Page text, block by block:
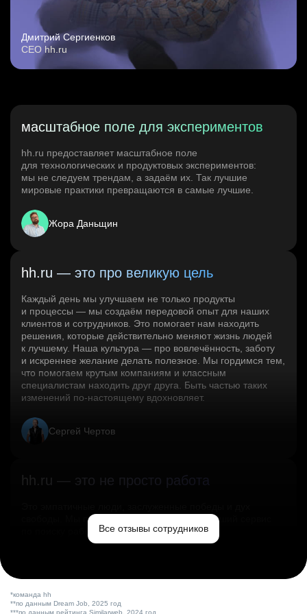
Дмитрий Сергиенков
CEO hh.ru
масштабное поле для экспериментов
hh.ru предоставляет масштабное поле
для технологических и продуктовых экспериментов:
мы не следуем трендам, а задаём их. Так лучшие
мировые практики превращаются в самые лучшие.
Жора Даньщин
hh.ru — это про великую цель
Каждый день мы улучшаем не только продукты
и процессы — мы создаём передовой опыт для наших
клиентов и сотрудников. Это помогает нам находить
решения, которые действительно меняют жизнь людей
к лучшему. Наша культура — про вовлечённость, заботу
и искреннее желание делать полезное. Мы гордимся тем,
что помогаем крутым компаниям и классным
специалистам находить друг друга. Быть частью таких
изменений по‑настоящему вдохновляет.
Сергей Чертов
hh.ru — это не просто работа
свободы. Мы помогаем миру и создаём лучший сервис
по поиску работы в стране.Все отзывы сотрудников
*команда hh
**по данным Dream Job, 2025 год
***по данным рейтинга Similarweb, 2024 год